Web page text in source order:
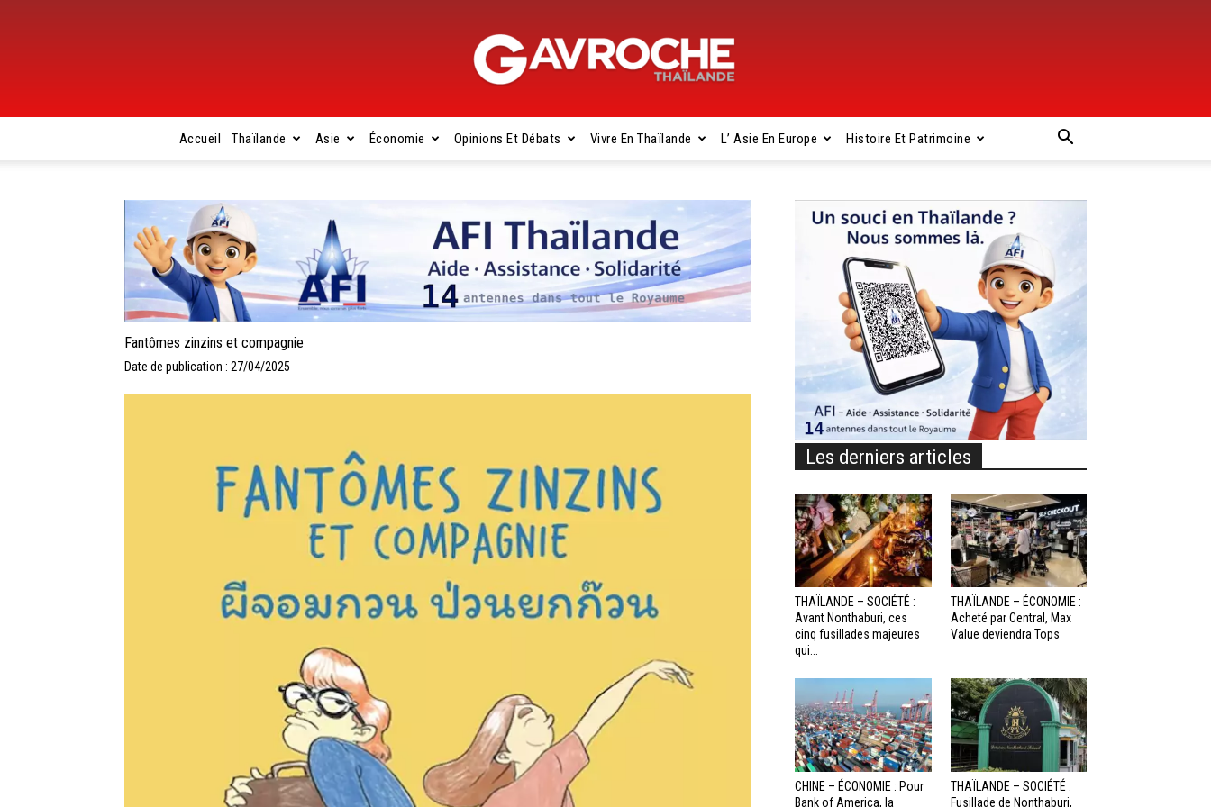
Gavroche
Thaïlande
Accueil Thaïlande Asie Économie Opinions Et Débats Vivre En Thaïlande L’ Asie En Europe Histoire Et Patrimoine
Fantômes zinzins et compagnie
Date de publication : 27/04/2025
Les derniers articles
THAÏLANDE – SOCIÉTÉ :
Avant Nonthaburi, ces
cinq fusillades majeures
qui...
THAÏLANDE – ÉCONOMIE :
Acheté par Central, Max
Value deviendra Tops
CHINE – ÉCONOMIE : Pour
Bank of America, la
THAÏLANDE – SOCIÉTÉ :
Fusillade de Nonthaburi,